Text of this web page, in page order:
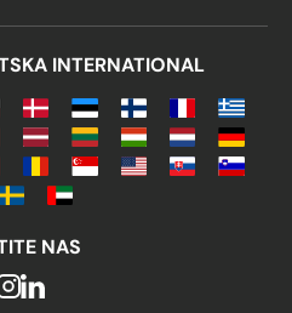
vrećice za
zazamotajte cvjetne
osjetljive proizvode
nudeprilagođeni
i
različite potrebe
INTERNATIONAL
NAS